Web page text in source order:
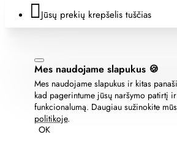
Jūsų prekių krepšelis tuščias
Mes naudojame slapukus 🍪
Mes naudojame slapukus ir kitas
kad pagerintume jūsų naršymo patirtį
funkcionalumą. Daugiau sužinokite
politikoje.
OK